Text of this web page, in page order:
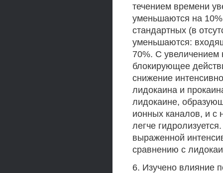
течением времени
уменьшаются на
стандартных (в
уменьшаются:
70%. С увеличением
блокирующее
снижение
лидокаина и
лидокаине,
ионных каналов, и с
легче
выраженной
сравнению с
6. Изучено влияние